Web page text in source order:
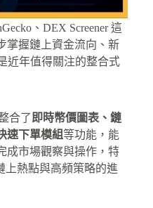
、DEX Screener 這
掌握鏈上資金流向、新
近年值得關注的整合式
合了 即時幣價圖表、鏈
速下單模組 等功能，能
成市場觀察與操作，特
上熱點與高頻策略的進